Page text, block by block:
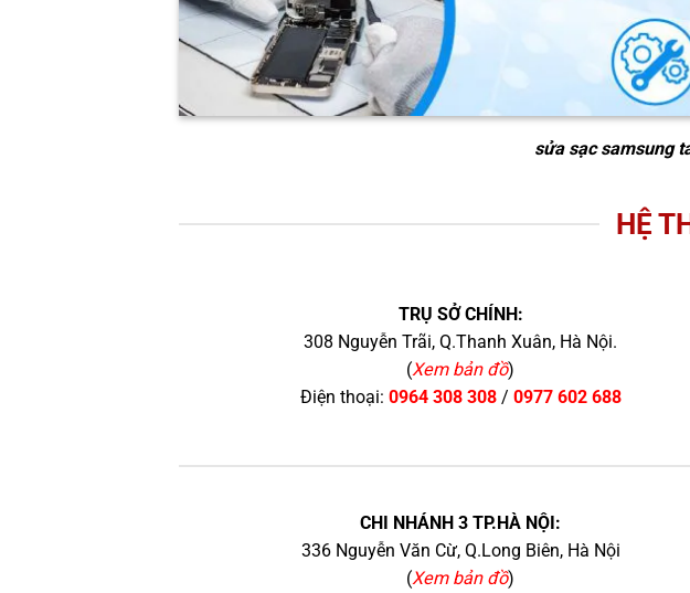
sửa sạc samsung
HỆ
TRỤ SỞ CHÍNH:
308 Nguyễn Trãi, Q.Thanh Xuân, Hà Nội.
(Xem bản đồ)
Điện thoại: 0964 308 308/ 0977 602 688
CHI NHÁNH 3 TP.HÀ NỘI:
336 Nguyễn Văn Cừ, Q.Long Biên, Hà Nội
(Xem bản đồ)